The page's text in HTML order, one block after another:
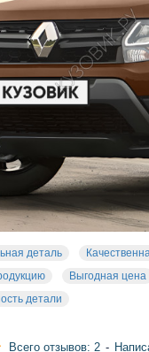
деталь
Выгодная цена
детали
Всего отзывов: 2 -